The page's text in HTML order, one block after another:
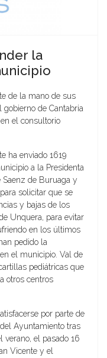
la
de la mano de sus
gobierno de Cantabria
el consultorio
ha enviado 1619
a la Presidenta
Saenz de Buruaga y
solicitar que se
y bajas de los
Unquera, para evitar
en los últimos
pedido la
el municipio. Val de
pediátricas que
otros centros
por parte de
Ayuntamiento tras
verano, el pasado 16
Vicente y el